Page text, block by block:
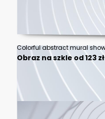
Obraz na szkle od 123 zł